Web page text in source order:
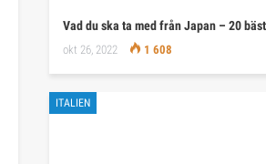
Vad du ska ta med från Japan – 20
okt 26, 2022 1 608
ITALIEN